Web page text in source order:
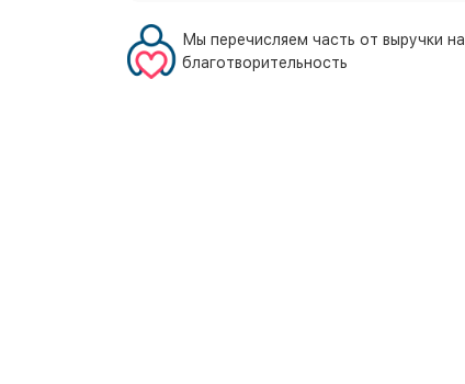
Мы перечисляем часть от выручки на
благотворительность